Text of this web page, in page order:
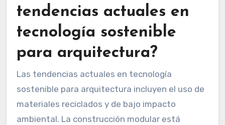
tendencias actuales en
tecnología sostenible
para arquitectura?
Las tendencias actuales en tecnología
sostenible para arquitectura incluyen el uso de
materiales reciclados y de bajo impacto
ambiental. La construcción modular está